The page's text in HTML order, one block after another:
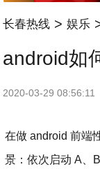
长春热线 > 娱乐
android如
2020-03-29 08:56:11
在做 android 前端
景：依次启动 A、